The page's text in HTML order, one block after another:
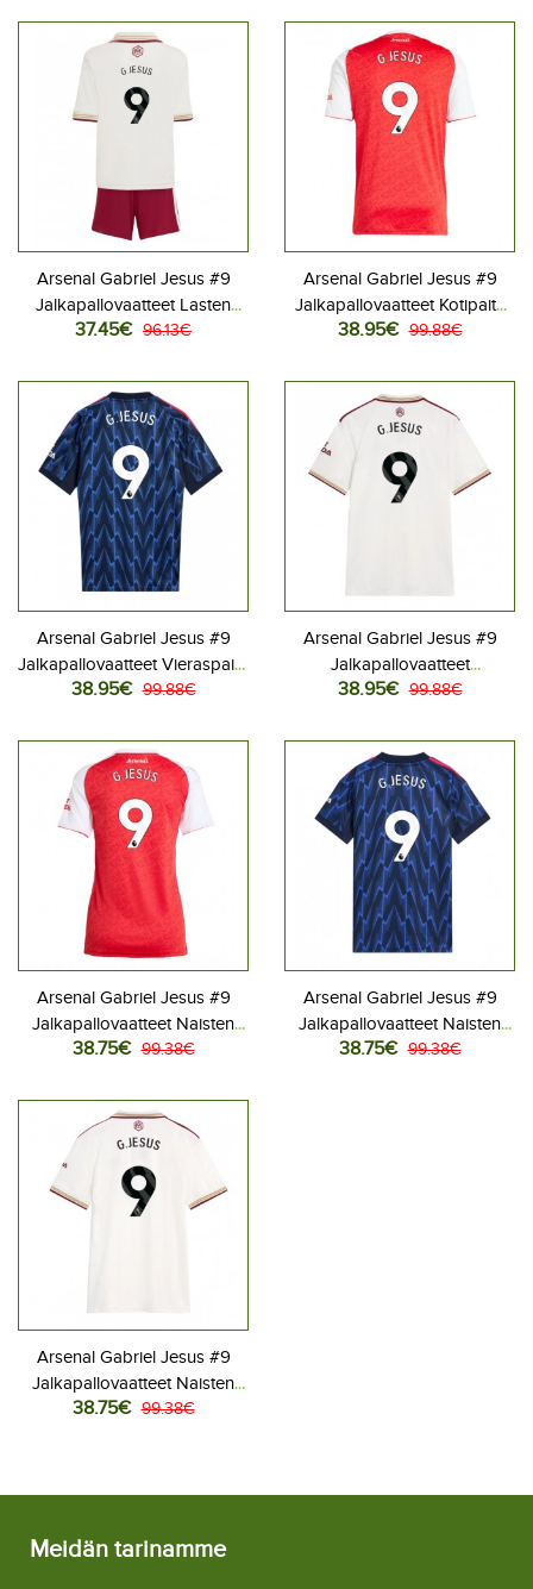
housut)
housut)
Arsenal Gabriel Jesus #9
Jalkapallovaatteet Lasten
Kolmas peliasu 2025-26
housut)
37.45€ 96.13€
Arsenal Gabriel Jesus #9
Jalkapallovaatteet Kotipaita
2025-26 Lyhythihainen
38.95€ 99.88€
Arsenal Gabriel Jesus #9
Jalkapallovaatteet Vieraspaita
2025-26 Lyhythihainen
38.95€ 99.88€
Arsenal Gabriel Jesus #9
Jalkapallovaatteet
Kolmaspaita 2025-26
38.95€ 99.88€
Arsenal Gabriel Jesus #9
Jalkapallovaatteet Naisten
Kotipaita 2025-26
38.75€ 99.38€
Arsenal Gabriel Jesus #9
Jalkapallovaatteet Naisten
Vieraspaita 2025-26
38.75€ 99.38€
Arsenal Gabriel Jesus #9
Jalkapallovaatteet Naisten
Kolmaspaita 2025-26
38.75€ 99.38€
Meidän tarinamme